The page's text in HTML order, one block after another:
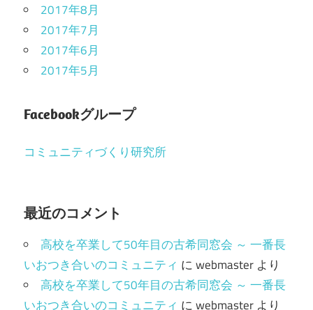
2017年8月
2017年7月
2017年6月
2017年5月
Facebookグループ
コミュニティづくり研究所
最近のコメント
高校を卒業して50年目の古希同窓会 ～ 一番長
いおつき合いのコミュニティ にwebmaster より
高校を卒業して50年目の古希同窓会 ～ 一番長
いおつき合いのコミュニティ にwebmaster より